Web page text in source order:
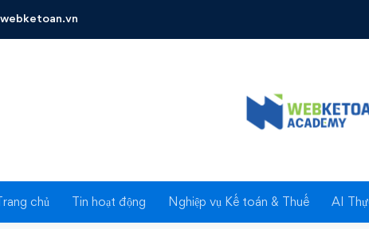
chủ Tin hoạt động Nghiệp vụ Kế toán & Thuế AI
mời tham dự hội thảo "Tối ưu hóa chi phí - Những vấn đề cần lưu ý"